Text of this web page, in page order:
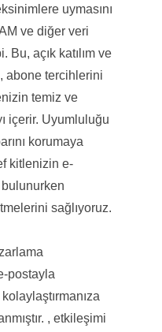
uymasını
ve diğer veri
açık katılım ve
abone tercihlerini
temiz ve
içerir. Uyumluluğu
korumaya
kitlenizin e-
bulunurken
sağlıyoruz.
postayla
, etkileşimi